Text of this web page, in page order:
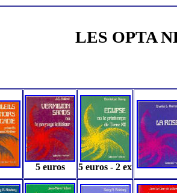
LES OPTA
5 euros 5 euros - 2 ex